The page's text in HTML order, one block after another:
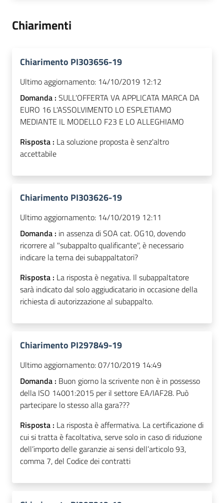
Chiarimenti
Chiarimento PI303656-19
Ultimo aggiornamento: 14/10/2019 12:12
Domanda : SULL'OFFERTA VA APPLICATA MARCA DA
EURO 16 L'ASSOLVIMENTO LO ESPLETIAMO
MEDIANTE IL MODELLO F23 E LO ALLEGHIAMO
Risposta : La soluzione proposta è senz'altro
accettabile
Chiarimento PI303626-19
Ultimo aggiornamento: 14/10/2019 12:11
Domanda : in assenza di SOA cat. OG10, dovendo
ricorrere al "subappalto qualificante", è necessario
indicare la terna dei subappaltatori?
Risposta : La risposta è negativa. Il subappaltatore
sarà indicato dal solo aggiudicatario in occasione della
richiesta di autorizzazione al subappalto.
Chiarimento PI297849-19
Ultimo aggiornamento:07/10/2019 14:49
Domanda : Buon giorno la scrivente non è in possesso
della ISO 14001:2015 per il settore EA/IAF28. Può
partecipare lo stesso alla gara???
Risposta : La risposta è affermativa. La certificazione di
cui si tratta è facoltativa, serve solo in caso di riduzione
dell’importo delle garanzie ai sensi dell’articolo 93,
comma 7, del Codice dei contratti